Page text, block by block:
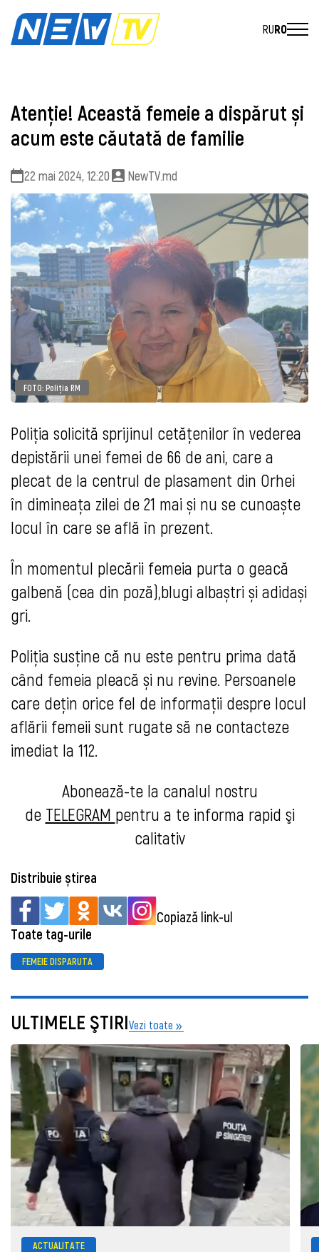
RURO
Atenție! Această femeie a dispărut și
acum este căutată de familie
22 mai 2024, 12:20 NewTV.md
FOTO: Poliția RM
Poliția solicită sprijinul cetățenilor în vederea
depistării unei femei de 66 de ani, care a
plecat de la centrul de plasament din Orhei
în dimineața zilei de 21 mai și nu se cunoaște
locul în care se află în prezent.
În momentul plecării femeia purta o geacă
galbenă (cea din poză),blugi albaștri și adidași
gri.
Poliția susține că nu este pentru prima dată
când femeia pleacă și nu revine. Persoanele
care dețin orice fel de informații despre locul
aflării femeii sunt rugate să ne contacteze
imediat la 112.
Abonează-te la canalul nostru
de TELEGRAM pentru a te informa rapid şi
calitativ
Distribuie știrea
Copiază link-ul
Toate tag-urile
FEMEIE DISPARUTA
ULTIMELE ŞTIRIVezi toate
ACTUALITATE